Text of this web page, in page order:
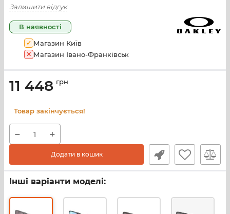
Залишити відгук
В наявності
✓ Магазин Київ
✕ Магазин Івано-Франківськ
11 448 грн
Товар закінчується!
− +
Додати в кошик
Інші варіанти моделі: